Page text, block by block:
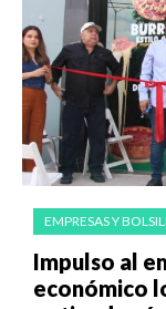
EMPRESAS Y
Impulso al
económico